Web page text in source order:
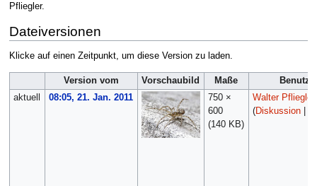
Pfliegler.
Dateiversionen
Klicke auf einen Zeitpunkt, um diese Version zu laden.
Version vom Vorschaubild Maße
aktuell
08:05, 21. Jan. 2011
750 ×
600
(140 KB)
Walter Pfliegler
(Diskussion|